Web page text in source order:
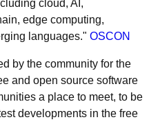
cloud, AI,
edge computing,
languages." OSCON
by the community for the
and open source software
a place to meet, to be
developments in the free